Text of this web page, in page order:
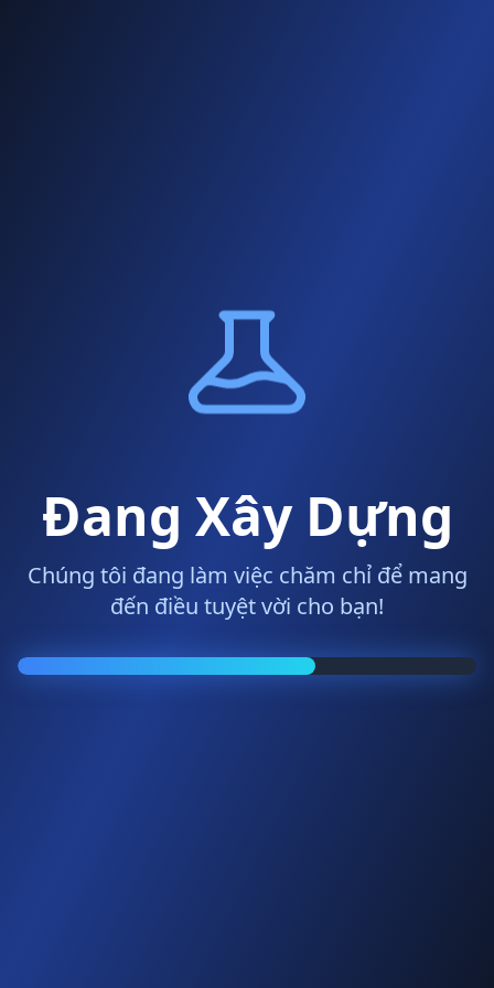
Đang Xây Dựng
Chúng tôi đang làm việc chăm chỉ để mang
đến điều tuyệt vời cho bạn!